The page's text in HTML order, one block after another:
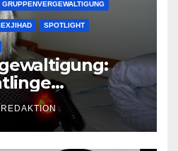
GRUPPENVERGEWALTIGUNG
SPOTLIGHT
bettlägerige